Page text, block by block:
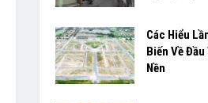
Các Hiểu
Biến Về
Nền